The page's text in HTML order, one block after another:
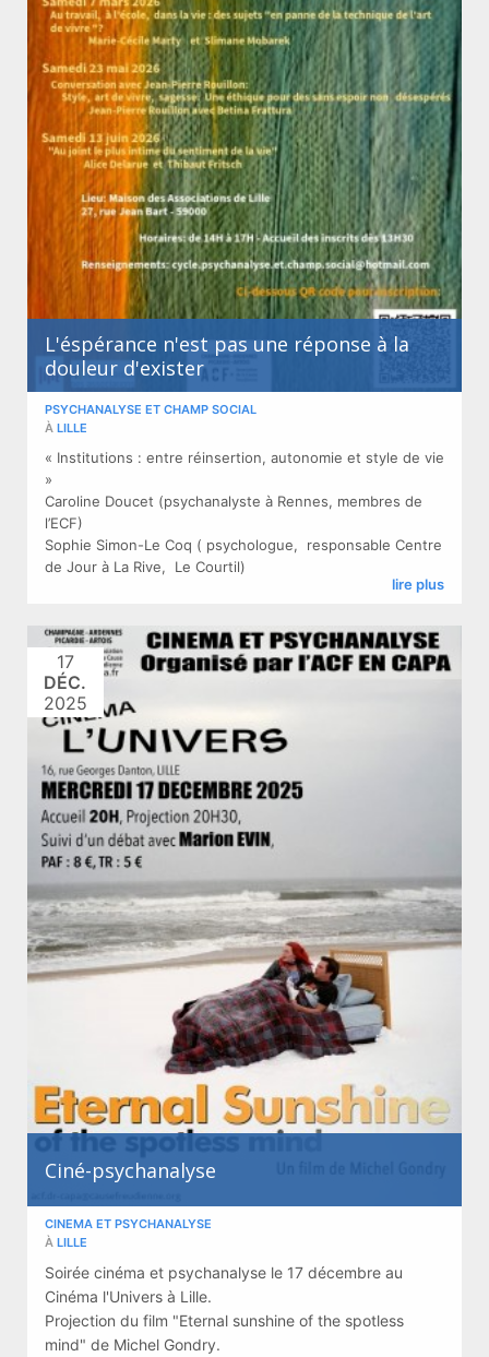
L'éspérance n'est pas une réponse à la
douleur d'exister
PSYCHANALYSE ET CHAMP SOCIAL
À LILLE
« Institutions : entre réinsertion, autonomie et style de vie
»
Caroline Doucet (psychanalyste à Rennes, membres de
l’ECF)
Sophie Simon-Le Coq ( psychologue, responsable Centre
de Jour à La Rive, Le Courtil)
lire plus
17
DÉC.
2025
Ciné-psychanalyse
CINEMA ET PSYCHANALYSE
À LILLE
Soirée cinéma et psychanalyse le 17 décembre au
Cinéma l'Univers à Lille.
Projection du film "Eternal sunshine of the spotless
mind" de Michel Gondry.